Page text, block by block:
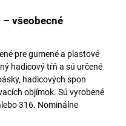
– všeobecné
pre gumené a plastové
hadicový tŕň a sú určené
hadicových spon
objímok. Sú vyrobené
316. Nominálne